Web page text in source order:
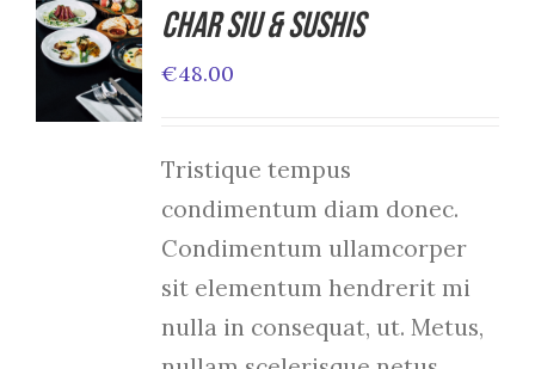
ADD TO
CART
/
DETAILS
Char Siu & Sushis
€48.00
Tristique tempus
condimentum diam donec.
Condimentum ullamcorper
sit elementum hendrerit mi
nulla in consequat, ut. Metus,